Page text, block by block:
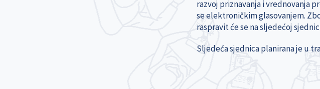
razvoj priznavanja i vrednovanja
se elektroničkim glasovanjem.
raspravit će se na sljedećoj
Sljedeća sjednica planirana je u